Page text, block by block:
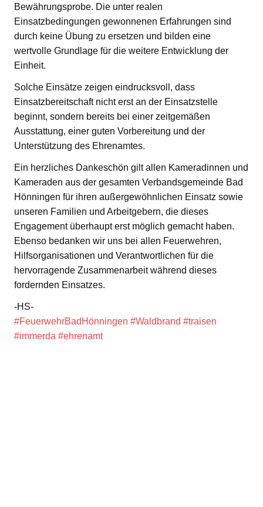
Bewährungsprobe. Die unter realen
Einsatzbedingungen gewonnenen Erfahrungen sind
durch keine Übung zu ersetzen und bilden eine
wertvolle Grundlage für die weitere Entwicklung der
Einheit.
Solche Einsätze zeigen eindrucksvoll, dass
Einsatzbereitschaft nicht erst an der Einsatzstelle
beginnt, sondern bereits bei einer zeitgemäßen
Ausstattung, einer guten Vorbereitung und der
Unterstützung des Ehrenamtes.
Ein herzliches Dankeschön gilt allen Kameradinnen und
Kameraden aus der gesamten Verbandsgemeinde Bad
Hönningen für ihren außergewöhnlichen Einsatz sowie
unseren Familien und Arbeitgebern, die dieses
Engagement überhaupt erst möglich gemacht haben.
Ebenso bedanken wir uns bei allen Feuerwehren,
Hilfsorganisationen und Verantwortlichen für die
hervorragende Zusammenarbeit während dieses
fordernden Einsatzes.
-HS-
#FeuerwehrBadHönningen #Waldbrand #traisen
#immerda #ehrenamt